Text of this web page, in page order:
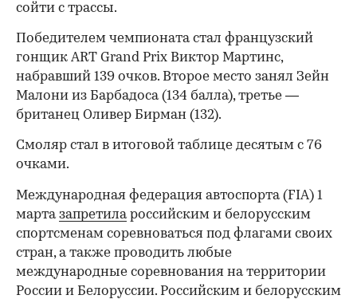
сойти с трассы.
Победителем чемпионата стал французский
гонщик ART Grand Prix Виктор Мартинс,
набравший 139 очков. Второе место занял Зейн
Малони из Барбадоса (134 балла), третье —
британец Оливер Бирман (132).
Смоляр стал в итоговой таблице десятым с 76
очками.
Международная федерация автоспорта (FIA) 1
мартазапретилароссийским и белорусским
спортсменам соревноваться под флагами своих
стран, а также проводить любые
международные соревнования на территории
России и Белоруссии. Российским и белорусским